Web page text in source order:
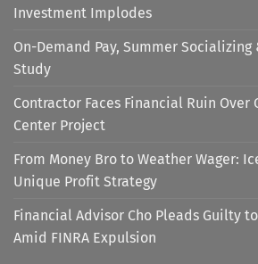
Investment Implodes
On-Demand Pay, Summer
Study
Contractor Faces Financial Ruin
Center Project
From Money Bro to Weather Wager:
Unique Profit Strategy
Financial Advisor Cho Pleads Guilty
Amid FINRA Expulsion